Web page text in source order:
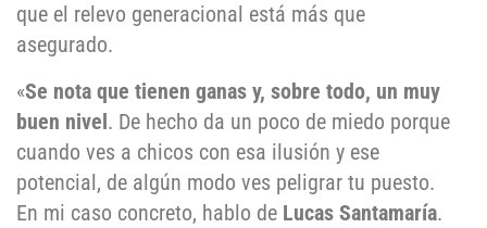
que el relevo generacional está más que
asegurado.
«Se nota que tienen ganas y, sobre todo, un muy
buen nivel. De hecho da un poco de miedo porque
cuando ves a chicos con esa ilusión y ese
potencial, de algún modo ves peligrar tu puesto.
En mi caso concreto, hablo de Lucas Santamaría.